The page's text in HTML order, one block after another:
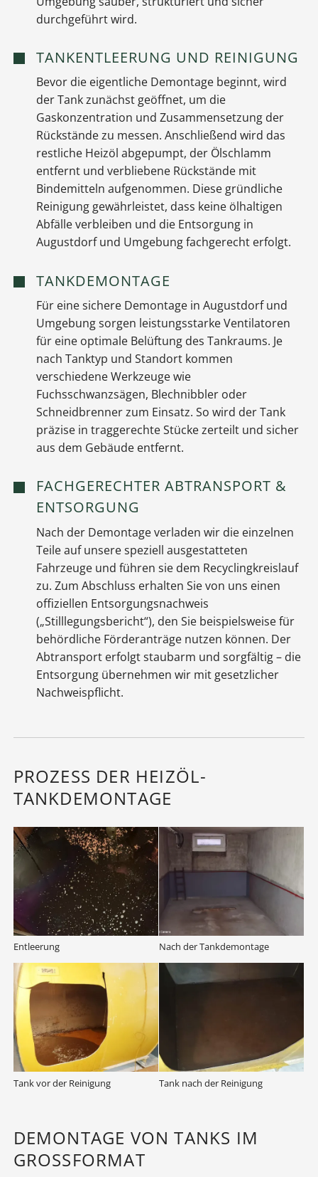
durchgeführt wird.
TANKENTLEERUNG UND REINIGUNG
Bevor die eigentliche Demontage beginnt, wird
der Tank zunächst geöffnet, um die
Gaskonzentration und Zusammensetzung der
Rückstände zu messen. Anschließend wird das
restliche Heizöl abgepumpt, der Ölschlamm
entfernt und verbliebene Rückstände mit
Bindemitteln aufgenommen. Diese gründliche
Reinigung gewährleistet, dass keine ölhaltigen
Abfälle verbleiben und die Entsorgung in
Augustdorf und Umgebung fachgerecht erfolgt.
TANKDEMONTAGE
Für eine sichere Demontage in Augustdorf und
Umgebung sorgen leistungsstarke Ventilatoren
für eine optimale Belüftung des Tankraums. Je
nach Tanktyp und Standort kommen
verschiedene Werkzeuge wie
Fuchsschwanzsägen, Blechnibbler oder
Schneidbrenner zum Einsatz. So wird der Tank
präzise in traggerechte Stücke zerteilt und sicher
aus dem Gebäude entfernt.
FACHGERECHTER ABTRANSPORT &
ENTSORGUNG
Nach der Demontage verladen wir die einzelnen
Teile auf unsere speziell ausgestatteten
Fahrzeuge und führen sie dem Recyclingkreislauf
zu. Zum Abschluss erhalten Sie von uns einen
offiziellen Entsorgungsnachweis
(„Stilllegungsbericht“), den Sie beispielsweise für
behördliche Förderanträge nutzen können. Der
Abtransport erfolgt staubarm und sorgfältig – die
Entsorgung übernehmen wir mit gesetzlicher
Nachweispflicht.
PROZESS DER HEIZÖL-
TANKDEMONTAGE
Entleerung Nach der Tankdemontage
Tank vor der Reinigung Tank nach der Reinigung
DEMONTAGE VON TANKS IM
GROSSFORMAT